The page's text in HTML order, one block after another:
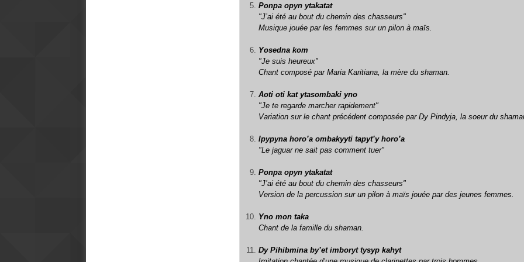
Ponpa opyn ytakatat
"J’ai été au bout du chemin des chasseurs"
Musique jouée par les femmes sur un pilon à maïs.
Yosedna kom
"Je suis heureux"
Chant composé par Maria Karitiana, la mère du shaman.
Aoti oti kat ytasombaki yno
"Je te regarde marcher rapidement"
Variation sur le chant précédent composée par Dy Pindyja, la soeur du
Ipypyna horo’a ombakyyti tapyt’y horo’a
"Le jaguar ne sait pas comment tuer"
Ponpa opyn ytakatat
"J’ai été au bout du chemin des chasseurs"
Version de la percussion sur un pilon à maïs jouée par des jeunes femmes.
Yno mon taka
Chant de la famille du shaman.
Dy Pihibmina by’et imboryt tysyp kahyt